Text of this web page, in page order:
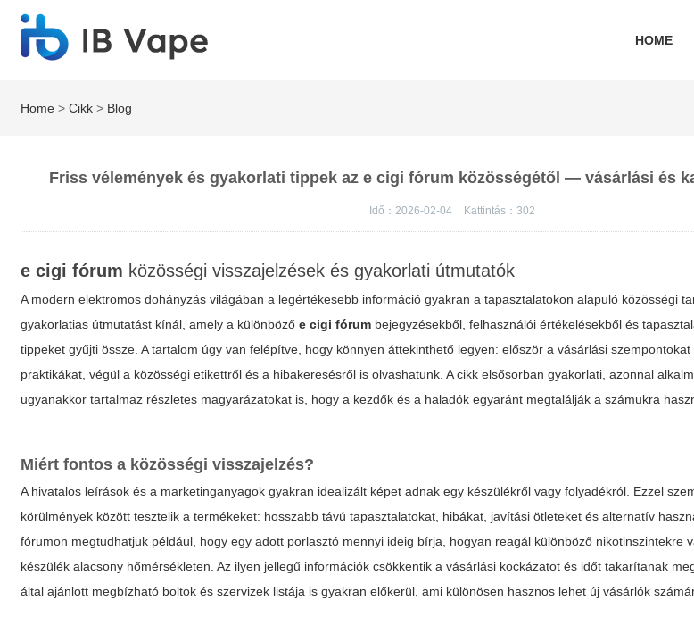
HOME
Home >Cikk > Blog
Friss vélemények és gyakorlati tippek az e cigi fórum közösségétől — vásárlási és
Idő：2026-02-04 Kattintás： 302
e cigi fórum közösségi visszajelzések és gyakorlati útmutatók
A modern elektromos dohányzás világában a legértékesebb információ gyakran a tapasztalatokon alapuló közösségi
gyakorlatias útmutatást kínál, amely a különbözőe cigi fórum bejegyzésekből, felhasználói értékelésekből és
tippeket gyűjti össze. A tartalom úgy van felépítve, hogy könnyen áttekinthető legyen: először a vásárlási
praktikákat, végül a közösségi etikettről és a hibakeresésről is olvashatunk. A cikk elsősorban gyakorlati, azonnal
ugyanakkor tartalmaz részletes magyarázatokat is, hogy a kezdők és a haladók egyaránt megtalálják a számukra
Miért fontos a közösségi visszajelzés?
A hivatalos leírások és a marketinganyagok gyakran idealizált képet adnak egy készülékről vagy folyadékról. Ezzel
körülmények között tesztelik a termékeket: hosszabb távú tapasztalatokat, hibákat, javítási ötleteket és alternatív
fórumon megtudhatjuk például, hogy egy adott porlasztó mennyi ideig bírja, hogyan reagál különböző nikotinszintekre
készülék alacsony hőmérsékleten. Az ilyen jellegű információk csökkentik a vásárlási kockázatot és időt takarítanak
által ajánlott megbízható boltok és szervizek listája is gyakran előkerül, ami különösen hasznos lehet új vásárlók